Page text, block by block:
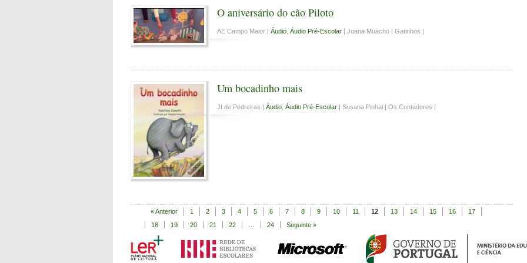
O aniversário do cão Piloto
AE Campo Maior |Áudio ,Áudio Pré-Escolar | Joana Muacho | Gatinhos |
Um bocadinho mais
JI de Pedreiras |Áudio ,Áudio Pré-Escolar | Susana Pinhal | Os Contadores |
« Anterior 1 2 3 4 5 6 7 8 9 10 11 12 13 14 15 16
17
18
19 20 21 22 24 Seguinte »